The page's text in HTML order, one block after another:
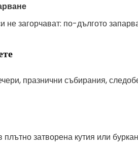
не загорчават: по-дългото
празнични събирания,
затворена кутия или